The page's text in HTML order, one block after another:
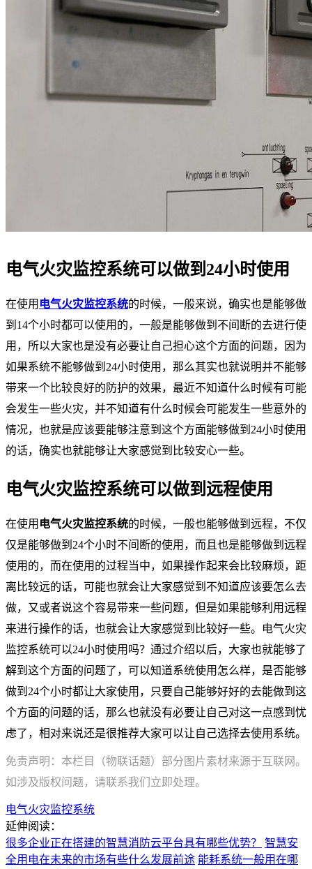
电气火灾监控系统可以做到24小时使用
在使用 电气火灾监控系统的时候，一般来说，确实也是能够做
到14个小时都可以使用的，一般是能够做到不间断的去进行使
用，所以大家也是没有必要让自己担心这个方面的问题，因为
如果系统不能够做到24小时使用，那么其实也就说明并不能够
带来一个比较良好的防护的效果，最近不知道什么时候有可能
会发生一些火灾，并不知道有什么时候会可能发生一些意外的
情况，也就是应该要能够注意到这个方面能够做到24小时使用
的话，确实也就能够让大家感觉到比较安心一些。
电气火灾监控系统可以做到远程使用
在使用 电气火灾监控系统的时候，一般也能够做到远程，不仅
仅是能够做到24个小时不间断的使用，而且也是能够做到远程
使用的，而在使用的过程当中，如果操作起来会比较麻烦，距
离比较远的话，可能也就会让大家感觉到不知道应该要怎么去
做，又或者说这个容易带来一些问题，但是如果能够利用远程
来进行操作的话，也就会让大家感觉到比较好一些。电气火灾
监控系统可以24小时使用吗？通过介绍以后，大家也就能够了
解到这个方面的问题了，可以知道系统使用怎么样，是否能够
做到24个小时都让大家使用，只要自己能够好好的去能做到这
个方面的问题的话，那么也就没有必要让自己对这一点感到忧
虑了，相对来说还是很推荐大家可以让自己选择去使用系统。
免责声明：本栏目（物联话题）部分图片素材来源于互联网。
如涉及版权问题，请联系我们立即处理。
电气火灾监控系统
延伸阅读：
很多企业正在搭建的智慧消防云平台具有哪些优势？
智慧安
全用电在未来的市场有些什么发展前途 能耗系统一般用在哪